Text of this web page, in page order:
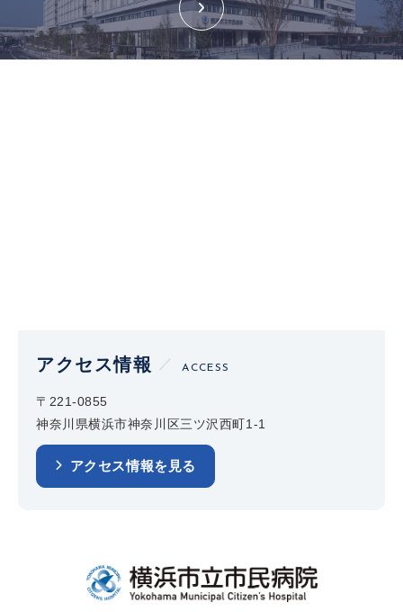
アクセス情報 ACCESS
〒221-0855
神奈川県横浜市神奈川区三ツ沢西町1-1
アクセス情報を見る